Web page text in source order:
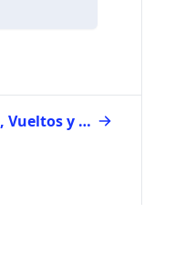
¿Cómo ingresar Propinas, Vueltos y Donaciones en una transacción?